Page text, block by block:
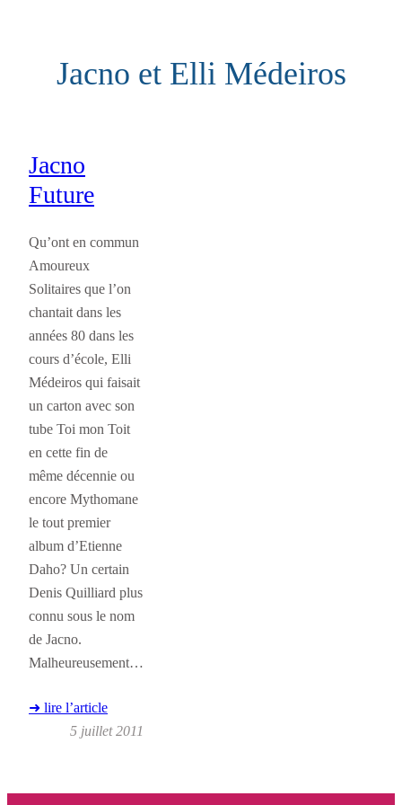
Jacno et Elli Médeiros
Jacno
Future
Qu’ont en commun
Amoureux
Solitaires que l’on
chantait dans les
années 80 dans les
cours d’école, Elli
Médeiros qui faisait
un carton avec son
tube Toi mon Toit
en cette fin de
même décennie ou
encore Mythomane
le tout premier
album d’Etienne
Daho? Un certain
Denis Quilliard plus
connu sous le nom
de Jacno.
Malheureusement…
➜ lire l’article
5 juillet 2011